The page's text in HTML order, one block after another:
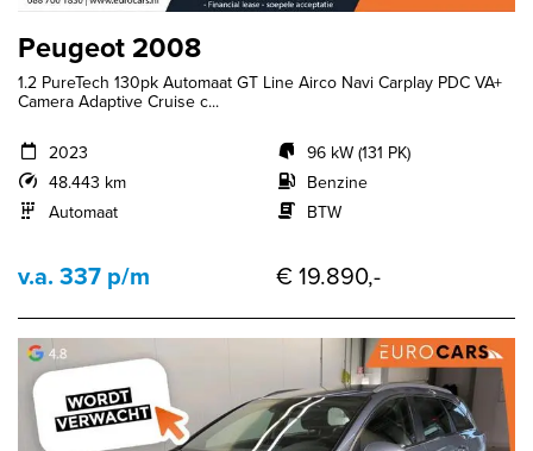
Peugeot 2008
1.2 PureTech 130pk Automaat GT Line Airco Navi Carplay PDC VA+
Camera Adaptive Cruise c...
2023
48.443 km
Automaat
96 kW (131 PK)
Benzine
BTW
v.a. 337 p/m € 19.890,-